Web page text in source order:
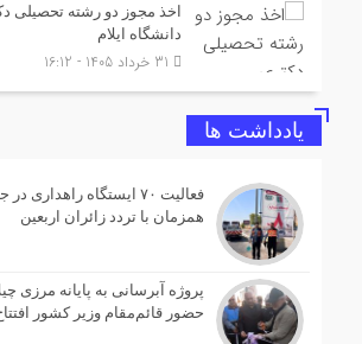
اخذ مجوز دو رشته تحصیلی
دانشگاه ایلام
یادداشت ها
فعالیت ۷۰ ایستگاه راهداری
همزمان با تردد زائران اربعین
پروژه آبرسانی به پایانه مرزی
حضور قائم‌مقام وزیر کشور